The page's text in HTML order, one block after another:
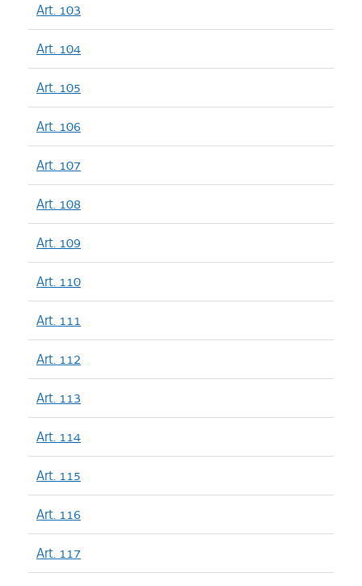
Art. 103
Art. 104
Art. 105
Art. 106
Art. 107
Art. 108
Art. 109
Art. 110
Art. 111
Art. 112
Art. 113
Art. 114
Art. 115
Art. 116
Art. 117